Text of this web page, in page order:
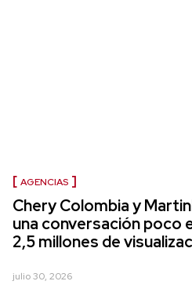
AGENCIAS
Chery Colombia y
una conversación poco
2,5 millones de
julio 30, 2026